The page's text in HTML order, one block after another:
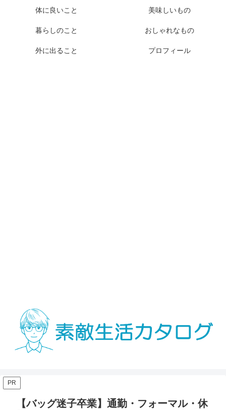
体に良いこと 美味しいもの
暮らしのこと おしゃれなもの
外に出ること プロフィール
PR
【バッグ迷子卒業】通勤・フォーマル・休